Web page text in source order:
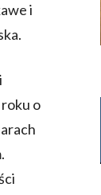
i
o